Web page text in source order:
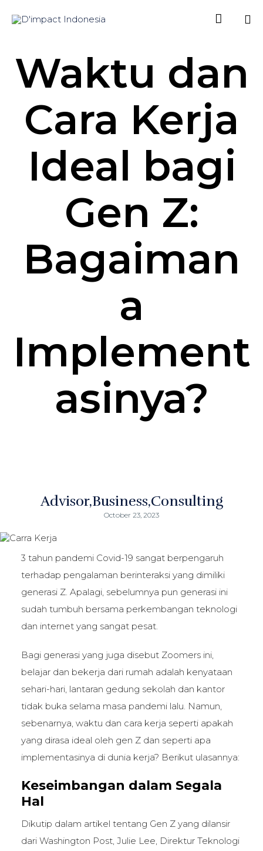

Waktu dan
Cara Kerja
Ideal bagi
Gen Z:
Bagaiman
a
Implement
asinya?
Advisor Business Consulting
October 23, 2023
3 tahun pandemi Covid-19 sangat berpengaruh
terhadap pengalaman berinteraksi yang dimiliki
generasi Z. Apalagi, sebelumnya pun generasi ini
sudah tumbuh bersama perkembangan teknologi
dan internet yang sangat pesat.
Bagi generasi yang juga disebut Zoomers ini,
belajar dan bekerja dari rumah adalah kenyataan
sehari-hari, lantaran gedung sekolah dan kantor
tidak buka selama masa pandemi lalu. Namun,
sebenarnya, waktu dan cara kerja seperti apakah
yang dirasa ideal oleh gen Z dan seperti apa
implementasinya di dunia kerja? Berikut ulasannya:
Keseimbangan dalam Segala
Hal
Dikutip dalam artikel tentang Gen Z yang dilansir
dari Washington Post, Julie Lee, Direktur Teknologi